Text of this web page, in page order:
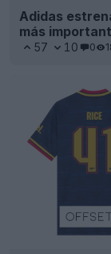
Adidas
más
57 10 0